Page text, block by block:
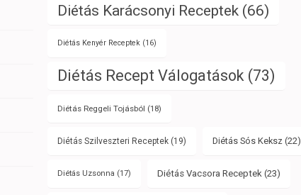
Diétás Karácsonyi Receptek(66)
Diétás Kenyér Receptek(16)
Diétás Recept Válogatások (73)
Diétás Reggeli Tojásból (18)
Diétás Szilveszteri Receptek(19) Diétás Sós Keksz (22)
Diétás Uzsonna (17) Diétás Vacsora Receptek (23)